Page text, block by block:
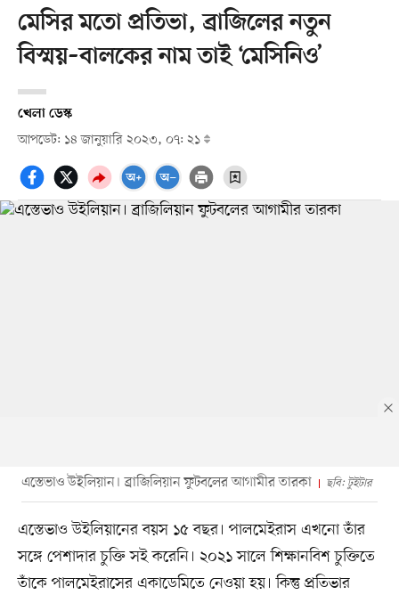
মেসির মতো প্রতিভা, ব্রাজিলের নতুন
বিস্ময়–বালকের নাম তাই ‘মেসিনিও’
খেলা ডেস্ক
আপডেট: ১৪ জানুয়ারি ২০২৩, ০৭: ২১
এস্তেভাও উইলিয়ান। ব্রাজিলিয়ান ফুটবলের আগামীর তারকা ছবি: টুইটার
এস্তেভাও উইলিয়ানের বয়স ১৫ বছর। পালমেইরাস এখনো তাঁর
সঙ্গে পেশাদার চুক্তি সই করেনি। ২০২১ সালে শিক্ষানবিশ চুক্তিতে
তাঁকে পালমেইরাসের একাডেমিতে নেওয়া হয়। কিন্তু প্রতিভার